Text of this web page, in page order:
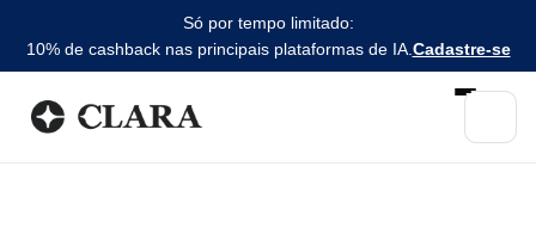
Só por tempo limitado:
10% de cashback nas principais plataformas de IA. Cadastre-se